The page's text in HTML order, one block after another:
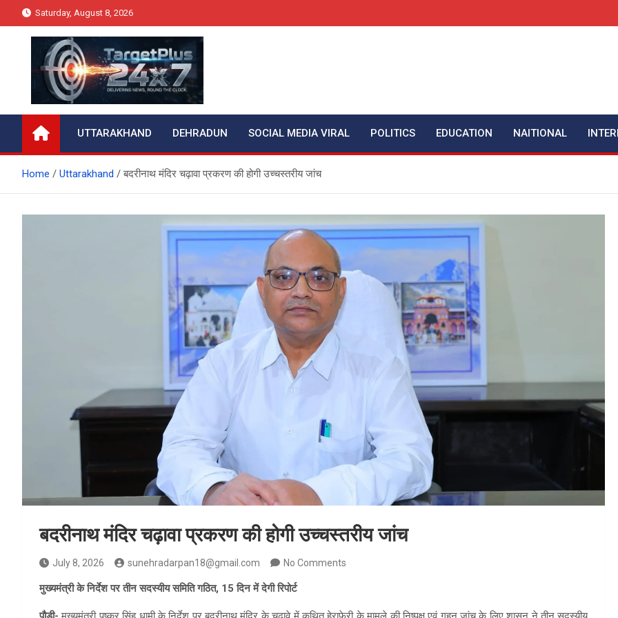
to
Saturday, August 8, 2026
Target Plus 24×7
UTTARAKHAND DEHRADUN SOCIAL MEDIA VIRAL POLITICS EDUCATION NAITIONAL
Home Uttarakhand बदरीनाथ मंदिर चढ़ावा प्रकरण की होगी उच्चस्तरीय जांच
बदरीनाथ मंदिर चढ़ावा प्रकरण की होगी उच्चस्तरीय जांच
July 8, 2026 sunehradarpan18@gmail.com No Comments
मुख्यमंत्री के निर्देश पर तीन सदस्यीय समिति गठित, 15 दिन में देगी रिपोर्ट